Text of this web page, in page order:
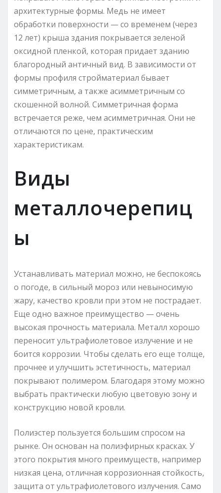
архитектурные формы. Медь не имеет
обработки поверхности — со временем (через
12 лет) крыша здания покрывается зеленой
оксидной пленкой, которая придает зданию
благородный античный вид. В зависимости от
формы профиля стройматериал бывает
симметричным, а также асимметричным со
скошенной волной. Симметричная форма
встречается реже, чем асимметричная. Они не
отличаются по цене, практическим
характеристикам.
Виды
металлочерепиц
ы
Устанавливать материал можно, не беспокоясь
о погоде, в сильный мороз или невыносимую
жару, качество кровли при этом не пострадает.
Еще одно важное преимущество — очень
высокая прочность материала. Металл хорошо
переносит ультрафиолетовое излучение и не
боится коррозии. Чтобы сделать его еще толще,
прочнее и улучшить эстетичность, материал
покрывают полимером. Благодаря этому можно
выбрать практически любую цветовую зону и
конструкцию новой кровли.
Полиэстер пользуется большим спросом на
рынке. Он основан на полиэфирных красках. У
этого покрытия много преимуществ, например
низкая цена, отличная коррозионная стойкость,
защита от ультрафиолетового излучения. Само